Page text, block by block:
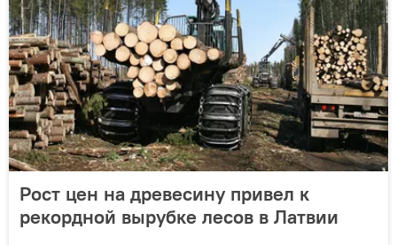
Рост цен на древесину привел к
рекордной вырубке лесов в Латвии